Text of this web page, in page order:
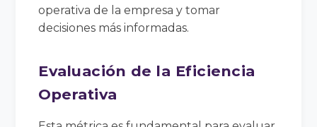
operativa de la empresa y tomar
decisiones más informadas.
Evaluación de la Eficiencia
Operativa